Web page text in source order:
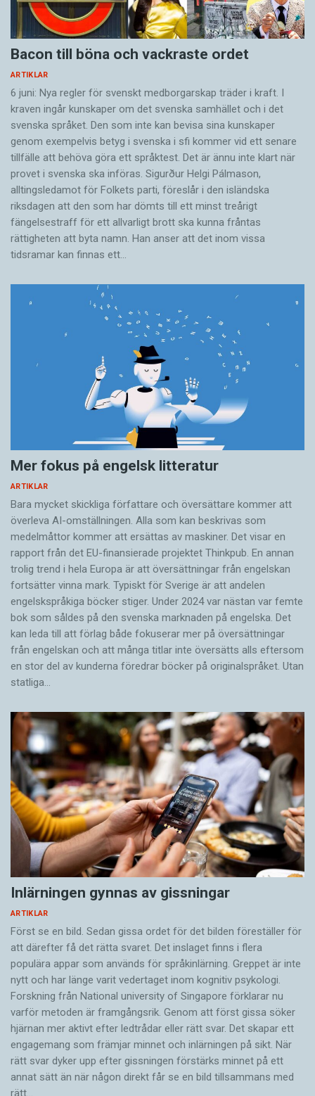
Agneta Lindén är skribent och lärare.
brukarna. Därav drar han slutsatsen att
tungotalare i samma miljö påverkas av
varandras språkliga uttryck.
För den som talar i tungor, precis som för den
som lär sig sitt modersmål, är närmiljön
väsentlig för språkutvecklingen. Man har
tillgång till förebilder, blir bekräftad av andra
och får höra att språket, tvärtemot att vara ett
uttryck för psykisk obalans och galenskap, är en
särskild gåva från Gud.
Nils G Holm kan heller inte märka av någon
tungotalare, utan konstaterar att de är rätt
Ett liknande resultat kommer forskare vid
Welsh national centre for religious education
fram till när de konstaterar att karismatiska och
tungotalande katolska präster i Storbritannien
inte är mer emotionellt instabila än andra
präster.
I USA undersökte forskare vid University of
Pennsylvania hjärnorna på några
försökspersoner samtidigt som dessa talar i
tungor. Forskarna kan inte registrera samma
aktivitet i hjärnan som normalt vid tal. Och de
delar av hjärnan som aktiverades var snarare de
som normalt brukar förknippas med
känslomässig stimulans.
Om vi tänker oss ett klassiskt, kanske lite
gammaldags, pingstmöte eller en Livets ord-
gudstjänst med ljudlig, hög och febrig stämning,
är det lätt att få intrycket av masspsykos.
Stämningen piskas upp så att så många av
gudstjänstdeltagarna som möjligt ska falla i
extas, manipulerade och kontrollerade av en
eller några ledare framme på estraden. Och om
man läser om tungotal så nämns det ofta också
i samband med andra gränsöverskridande
extatiska fenomen som till exempel
schamanism.
Marina Andersson tar dock för egen del helt
avstånd från en sådan beskrivning. Enligt henne
rör det sig inte alls om någon besatthet.
– Det är jag själv som bestämmer att öppna
mig inför Gud och tillåta detta. Om jag håller på
och ber eller sjunger till Gud på tungomål, och
någon som skulle kunna bli illa berörd kommer
in i rummet, är det bara att jag slutar.
Bacon till böna och vackraste ordet
ARTIKLAR
6 juni: Nya regler för svenskt medborgarskap träder i kraft. I
kraven ingår kunskaper om det svenska samhället och i det
svenska språket. Den som inte kan bevisa sina kunskaper
genom exempelvis betyg i svenska i sfi kommer vid ett senare
tillfälle att behöva göra ett språktest. Det är ännu inte klart när
provet i svenska ska införas. Sigurður Helgi Pálmason,
alltingsledamot för Folkets parti, föreslår i den isländska
riksdagen att den som har dömts till ett minst treårigt
fängelsestraff för ett allvarligt brott ska kunna fråntas
rättigheten att byta namn. Han anser att det inom vissa
tidsramar kan finnas ett…
Mer fokus på engelsk litteratur
ARTIKLAR
Bara mycket skickliga författare och översättare ­kommer att
överleva AI-omställningen. Alla som kan beskrivas som
medelmåttor kommer att ersättas av maskiner. Det visar en
rapport från det EU-finansierade projektet Thinkpub. En annan
trolig trend i hela Europa är att översättningar från engelskan
fortsätter vinna mark. Typiskt för Sverige är att andelen
engelskspråkiga böcker stiger. Under 2024 var nästan var femte
bok som såldes på den svenska marknaden på engelska. Det
kan leda till att förlag både fokuserar mer på översättningar
från engelskan och att många titlar inte översätts alls eftersom
en stor del av kunderna föredrar böcker på originalspråket. Utan
statliga…
Inlärningen gynnas av gissningar
ARTIKLAR
Först se en bild. Sedan gissa ordet för det bilden föreställer för
att därefter få det rätta svaret. Det inslaget finns i flera
populära appar som används för språkinlärning. Greppet är inte
nytt och har länge varit vedertaget inom kognitiv psykologi.
Forskning från National university of Singa­pore förklarar nu
varför metoden är framgångsrik. Genom att först gissa ­söker
hjärnan mer aktivt ­efter ledtrådar eller rätt svar. Det skapar ett
engagemang som främjar minnet och inlärningen på sikt. När
rätt svar dyker upp efter gissningen förstärks minnet på ett
annat sätt än när någon direkt får se en bild tillsammans med
rätt…